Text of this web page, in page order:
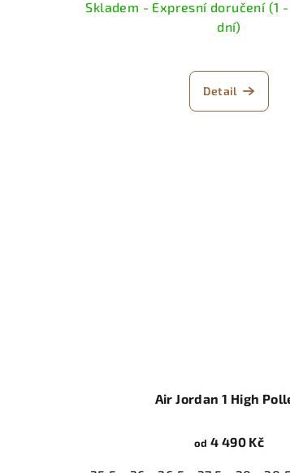
Skladem - Expresní doručení (1
dní)
Detail
Air Jordan 1 High
od 4 490 Kč